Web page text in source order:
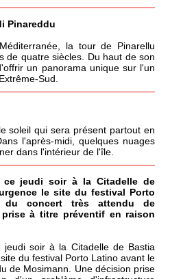
Pinareddu
la tour de Pinarellu
de quatre siècles. Du haut de son
un panorama unique sur l'un
Sud.
soleil qui sera présent partout en
l'après-midi, quelques nuages
dans l'intérieur de l'île.
ce jeudi soir à la Citadelle de
le site du festival Porto
concert très attendu de
à titre préventif en raison
jeudi soir à la Citadelle de Bastia
du festival Porto Latino avant le
de Mosimann. Une décision prise